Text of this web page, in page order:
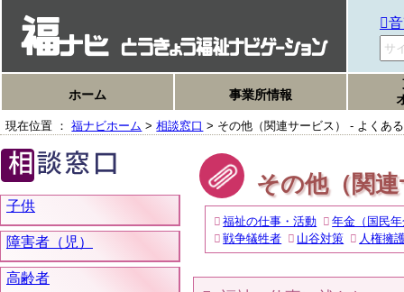
ホーム 事業所情報
現在位置 ：福ナビホーム >相談窓口 > その他（関連サービス） - よくあ
子供
障害者（児）
高齢者
その他（関
福祉の仕事・活動
年金（国民
戦争犠牲者
山谷対策 人権擁